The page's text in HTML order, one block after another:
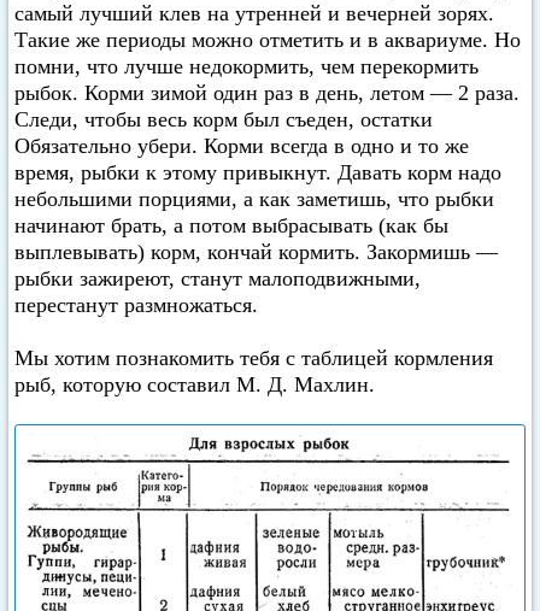
самый лучший клев на утренней и вечерней зорях.
Такие же периоды можно отметить и в аквариуме. Но
помни, что лучше недокормить, чем перекормить
рыбок. Корми зимой один раз в день, летом — 2 раза.
Следи, чтобы весь корм был съеден, остатки
Обязательно убери. Корми всегда в одно и то же
время, рыбки к этому привыкнут. Давать корм надо
небольшими порциями, а как заметишь, что рыбки
начинают брать, а потом выбрасывать (как бы
выплевывать) корм, кончай кормить. Закормишь —
рыбки зажиреют, станут малоподвижными,
перестанут размножаться.
Мы хотим познакомить тебя с таблицей кормления
рыб, которую составил М. Д. Махлин.